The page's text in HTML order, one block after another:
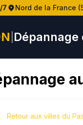
7 Nord de la France
Dépannage
Retour aux villes du